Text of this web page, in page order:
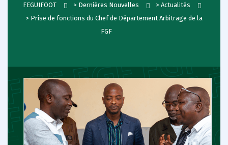
FEGUIFOOT > Dernières Nouvelles > Actualités
> Prise de fonctions du Chef de Département Arbitrage de la
FGF